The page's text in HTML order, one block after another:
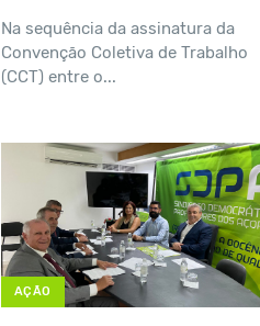
Na sequência da assinatura da
Convenção Coletiva de Trabalho
(CCT) entre o...
AÇÃO